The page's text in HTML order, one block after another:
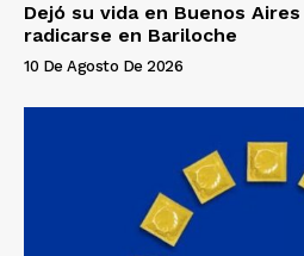
Dejó su vida en Buenos
radicarse en Bariloche
10 De Agosto De 2026